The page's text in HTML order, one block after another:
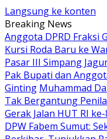
Langsung ke konten
Breaking News
Anggota DPRD Fraksi
Kursi Roda Baru ke
Pasar III Simpang
Pak Bupati dan
Ginting Muhammad
Tak Bergantung
Gerak Jalan HUT RI
DPW Fabem Sumut: